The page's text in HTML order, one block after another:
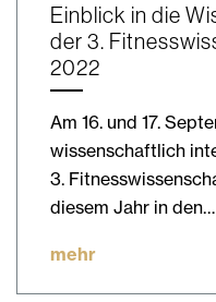
Einblick in die
der 3.
2022
Am 16. und 17.
wissenschaftlich
3.
diesem Jahr in den…
mehr